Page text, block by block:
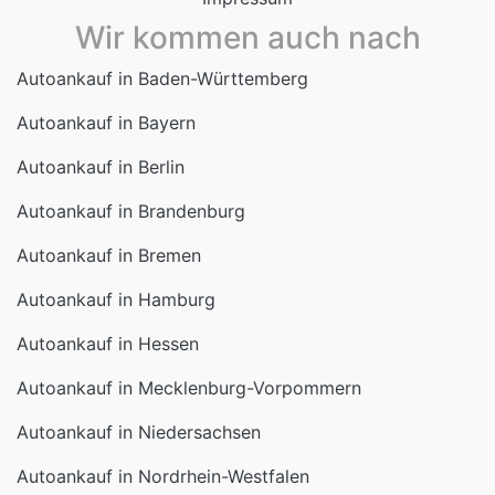
Wir kommen auch nach
Autoankauf in Baden-Württemberg
Autoankauf in Bayern
Autoankauf in Berlin
Autoankauf in Brandenburg
Autoankauf in Bremen
Autoankauf in Hamburg
Autoankauf in Hessen
Autoankauf in Mecklenburg-Vorpommern
Autoankauf in Niedersachsen
Autoankauf in Nordrhein-Westfalen